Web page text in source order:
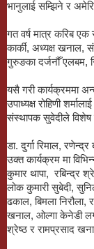
भानुलाई सम्झिने र
गत वर्ष मात्र करिब
कार्की, अध्यक्ष खनाल,
गुरुङका दर्जनौँ एलबम,
यसै गरी कार्यक्रममा
उपाध्यक्ष रोहिणी
संस्थापक सुवेदीले विशेष
डा. दुर्गा रिमाल,
उक्त कार्यक्रम मा
कुमार थापा, रबिन्द्र
लोक कुमारी सुबेदी,
ढकाल, बिमला निरौला,
खनाल, ओल्गा केनेडी
श्रेष्ठ र रामप्रसाद